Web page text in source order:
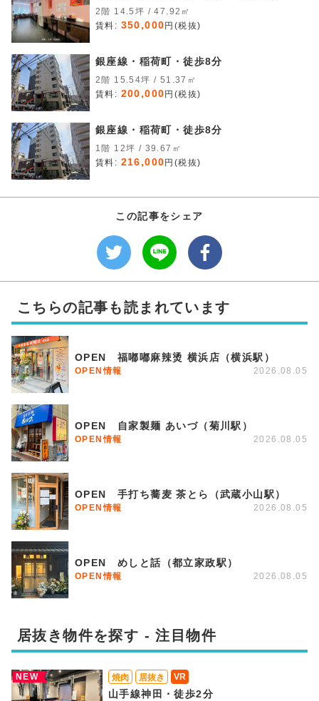
2階 14.5坪 / 47.92㎡
賃料: 350,000 円(税抜)
銀座線・稲荷町・徒歩8分
2階 15.54坪 / 51.37㎡
賃料: 200,000 円(税抜)
銀座線・稲荷町・徒歩8分
1階 12坪 / 39.67㎡
賃料: 216,000 円(税抜)
この記事をシェア
こちらの記事も読まれています
OPEN 福嘟嘟麻辣烫 横浜店（横浜駅）
OPEN情報 2026.08.05
OPEN 自家製麺 あいづ（菊川駅）
OPEN情報 2026.08.05
OPEN 手打ち蕎麦 茶とら（武蔵小山駅）
OPEN情報 2026.08.05
OPEN めしと話（都立家政駅）
OPEN情報 2026.08.05
居抜き物件を探す - 注目物件
NEW 焼肉 居抜き VR
山手線神田・徒歩2分